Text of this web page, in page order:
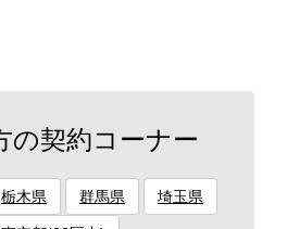
の契約コーナー
栃木県 群馬県 埼玉県